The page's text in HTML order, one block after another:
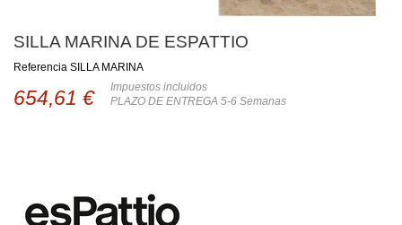
SILLA MARINA DE ESPATTIO
Referencia SILLA MARINA
654,61 €
Impuestos incluidos
PLAZO DE ENTREGA 5-6 Semanas